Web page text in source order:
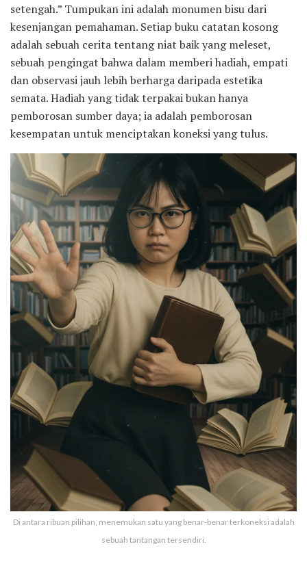
setengah.” Tumpukan ini adalah monumen bisu dari
kesenjangan pemahaman. Setiap buku catatan kosong
adalah sebuah cerita tentang niat baik yang meleset,
sebuah pengingat bahwa dalam memberi hadiah, empati
dan observasi jauh lebih berharga daripada estetika
semata. Hadiah yang tidak terpakai bukan hanya
pemborosan sumber daya; ia adalah pemborosan
kesempatan untuk menciptakan koneksi yang tulus.
Di antara ribuan pilihan, menemukan satu yang benar-benar terkoneksi adalah
sebuah tantangan tersendiri.